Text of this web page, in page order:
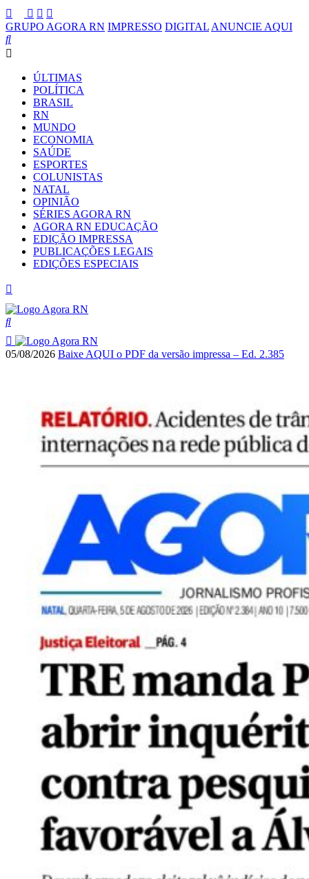
GRUPO AGORA RN IMPRESSO DIGITAL ANUNCIE AQUI
ÚLTIMAS
POLÍTICA
BRASIL
RN
MUNDO
ECONOMIA
SAÚDE
ESPORTES
COLUNISTAS
NATAL
OPINIÃO
SÉRIES AGORA RN
AGORA RN EDUCAÇÃO
EDIÇÃO IMPRESSA
PUBLICAÇÕES LEGAIS
EDIÇÕES ESPECIAIS
05/08/2026 Baixe AQUI o PDF da versão impressa – Ed. 2.385